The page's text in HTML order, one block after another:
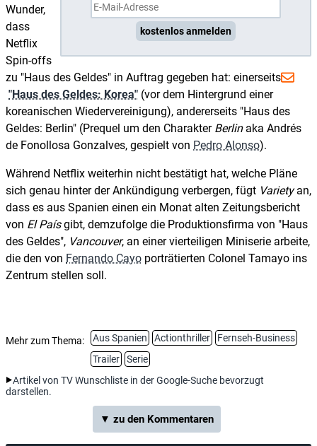
kostenlos anmelden
Wunder,
dass
Netflix
Spin-offs
zu "Haus des Geldes" in Auftrag gegeben hat: einerseits
"Haus des Geldes: Korea" (vor dem Hintergrund einer
koreanischen Wiedervereinigung), andererseits "Haus des
Geldes: Berlin" (Prequel um den Charakter Berlinaka Andrés
de Fonollosa Gonzalves, gespielt von Pedro Alonso).
Während Netflix weiterhin nicht bestätigt hat, welche Pläne
sich genau hinter der Ankündigung verbergen, fügt Varietyan,
dass es aus Spanien einen ein Monat alten Zeitungsbericht
von El Paísgibt, demzufolge die Produktionsfirma von "Haus
des Geldes", Vancouver, an einer vierteiligen Miniserie arbeite,
die den von Fernando Cayo porträtierten Colonel Tamayo ins
Zentrum stellen soll.
Mehr zum Thema: Aus Spanien Actionthriller
Fernseh-Business
Trailer
Serie
Artikel von TV Wunschliste in der Google-Suche bevorzugt
darstellen.
▼ zu den Kommentaren